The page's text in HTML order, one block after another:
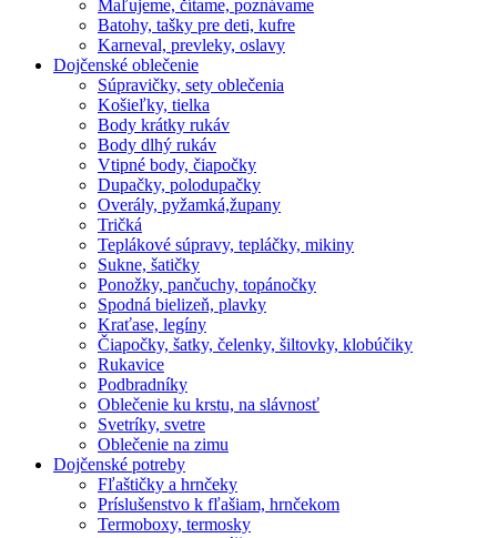
Maľujeme, čítame, poznávame
Batohy, tašky pre deti, kufre
Karneval, prevleky, oslavy
Dojčenské oblečenie
Súpravičky, sety oblečenia
Košieľky, tielka
Body krátky rukáv
Body dlhý rukáv
Vtipné body, čiapočky
Dupačky, polodupačky
Overály, pyžamká,župany
Tričká
Teplákové súpravy, tepláčky, mikiny
Sukne, šatičky
Ponožky, pančuchy, topánočky
Spodná bielizeň, plavky
Kraťase, legíny
Čiapočky, šatky, čelenky, šiltovky, klobúčiky
Rukavice
Podbradníky
Oblečenie ku krstu, na slávnosť
Svetríky, svetre
Oblečenie na zimu
Dojčenské potreby
Fľaštičky a hrnčeky
Príslušenstvo k fľašiam, hrnčekom
Termoboxy, termosky